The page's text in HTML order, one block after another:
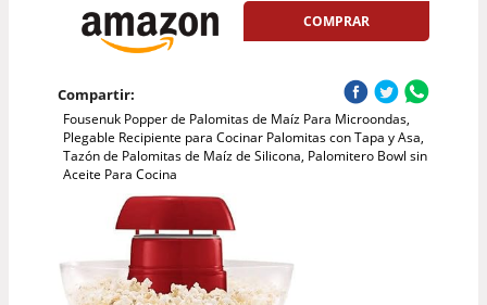
COMPRAR
Compartir:
Fousenuk Popper de Palomitas de Maíz Para Microondas,
Plegable Recipiente para Cocinar Palomitas con Tapa y Asa,
Tazón de Palomitas de Maíz de Silicona, Palomitero Bowl sin
Aceite Para Cocina